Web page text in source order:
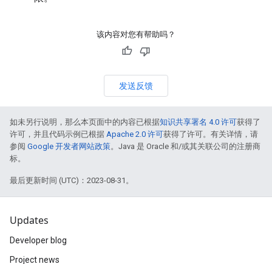
该内容对您有帮助吗？
发送反馈
如未另行说明，那么本页面中的内容已根据知识共享署名 4.0 许可获得了
许可，并且代码示例已根据 Apache 2.0 许可获得了许可。有关详情，请
参阅 Google 开发者网站政策。Java 是 Oracle 和/或其关联公司的注册商
标。
最后更新时间 (UTC)：2023-08-31。
Updates
Developer blog
Project news